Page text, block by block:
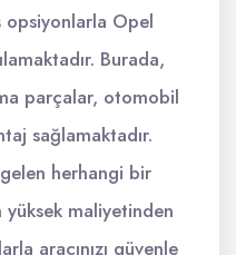
opsiyonlarla Opel
Burada,
parçalar, otomobil
sağlamaktadır.
herhangi bir
maliyetinden
aracınızı güvenle